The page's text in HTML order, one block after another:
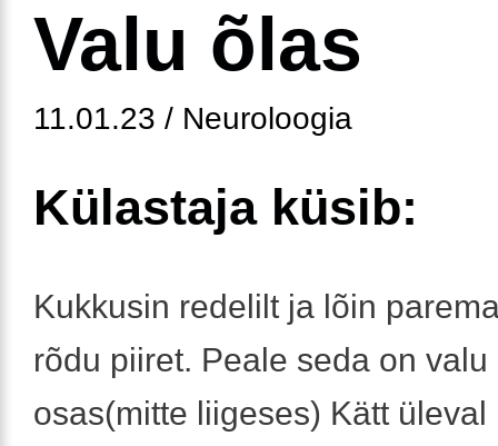
Valu õlas
11.01.23 / Neuroloogia
Külastaja küsib:
Kukkusin redelilt ja lõin
rõdu piiret. Peale seda on
osas(mitte liigeses) Kätt üleval